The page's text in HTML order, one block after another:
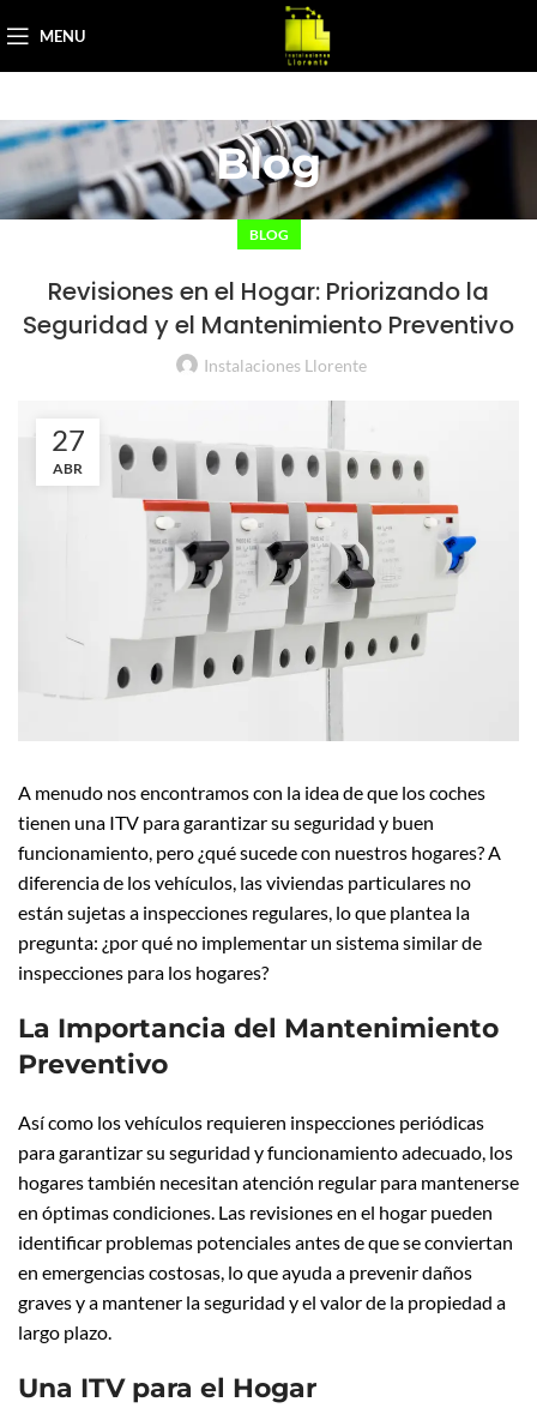
MENU
Blog
BLOG
Revisiones en el Hogar: Priorizando la
Seguridad y el Mantenimiento Preventivo
Instalaciones Llorente
27
ABR
A menudo nos encontramos con la idea de que los coches
tienen una ITV para garantizar su seguridad y buen
funcionamiento, pero ¿qué sucede con nuestros hogares? A
diferencia de los vehículos, las viviendas particulares no
están sujetas a inspecciones regulares, lo que plantea la
pregunta: ¿por qué no implementar un sistema similar de
inspecciones para los hogares?
La Importancia del Mantenimiento
Preventivo
Así como los vehículos requieren inspecciones periódicas
para garantizar su seguridad y funcionamiento adecuado, los
hogares también necesitan atención regular para mantenerse
en óptimas condiciones. Las revisiones en el hogar pueden
identificar problemas potenciales antes de que se conviertan
en emergencias costosas, lo que ayuda a prevenir daños
graves y a mantener la seguridad y el valor de la propiedad a
largo plazo.
Una ITV para el Hogar